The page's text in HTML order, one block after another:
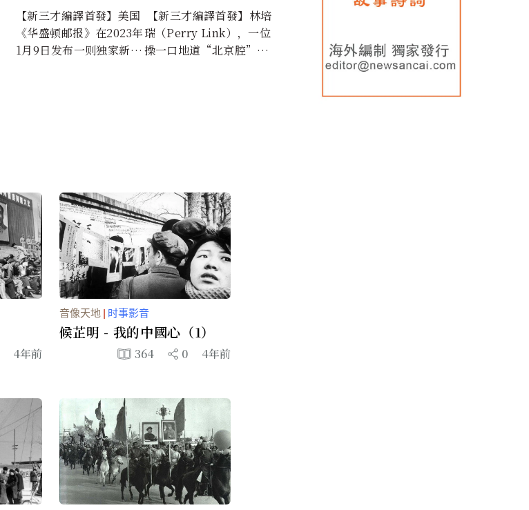
黑洞 真相或将震惊
世人
【新三才編譯首發】美国
《华盛顿邮报》在2023年
1月9日发布一则独家新
成追忆（1）
【新三才編譯首發】林培
瑞（Perry Link），一位
操一口地道“北京腔”的
4年前
音像天地| 时事影音
候芷明 - 我的中國心（1）
364 0 4年前